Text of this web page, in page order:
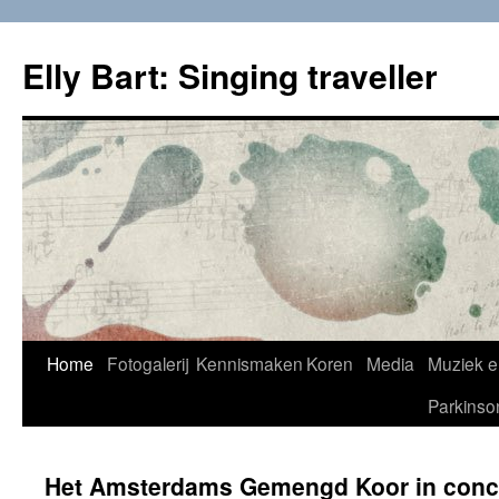
content
Elly Bart: Singing traveller
Home Fotogalerij Kennismaken Koren Media
Muziek
Het Amsterdams Gemengd Koor in